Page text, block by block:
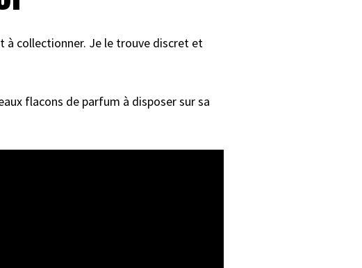
à collectionner. Je le trouve discret et
flacons de parfum à disposer sur sa